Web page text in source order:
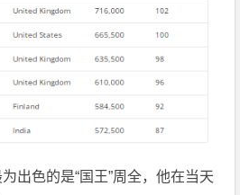
出色的是“国王”周全，他在当天